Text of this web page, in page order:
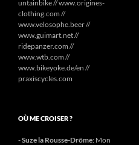
untainbike // www.origines-
clothing.com //
www.velosophe.beer //
www.guimart.net //
ridepanzer.com //
www.wtb.com //
www.bikeyoke.de/en //
praxiscycles.com
OÙ ME CROISER ?
-Suze la Rousse-Drôme: Mon